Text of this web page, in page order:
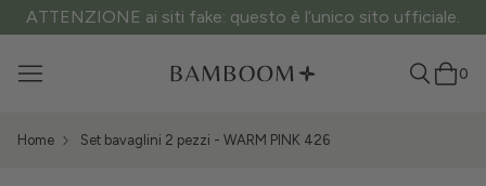
ATTENZIONE ai siti fake: questo è l’unico sito ufficiale.
0
Home Set bavaglini 2 pezzi - WARM PINK 426